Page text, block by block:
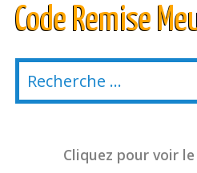
Code Remise
Cliquez pour voir